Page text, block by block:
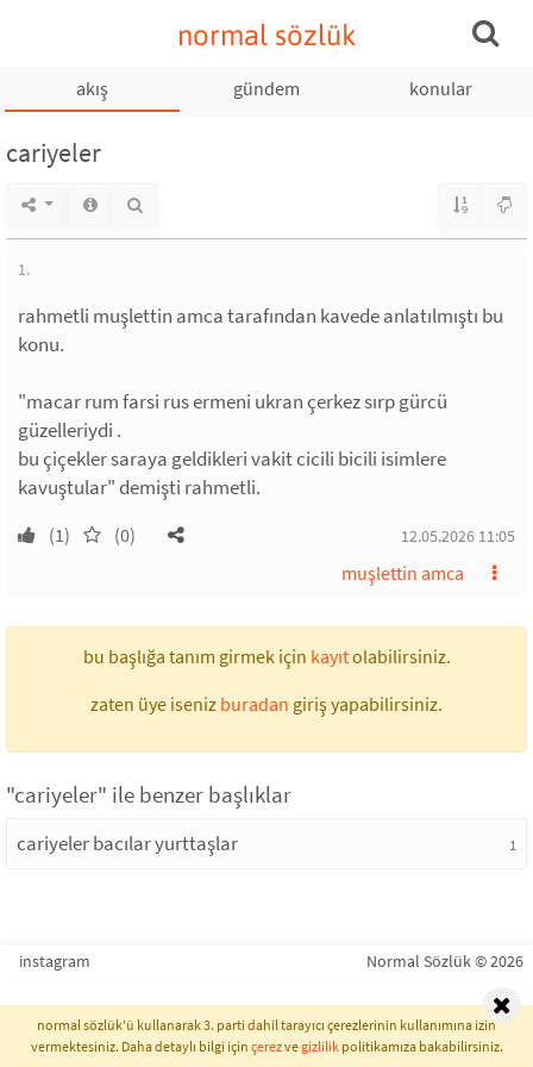
normal sözlük
akış gündem konular
cariyeler
1.
rahmetli muşlettin amca tarafından kavede anlatılmıştı bu
konu.
"macar rum farsi rus ermeni ukran çerkez sırp gürcü
güzelleriydi .
bu çiçekler saraya geldikleri vakit cicili bicili isimlere
kavuştular" demişti rahmetli.
(1) (0) 12.05.2026 11:05
muşlettin amca
bu başlığa tanım girmek için kayıtolabilirsiniz.
zaten üye iseniz buradan giriş yapabilirsiniz.
"cariyeler" ile benzer başlıklar
cariyeler bacılar yurttaşlar 1
instagram Normal Sözlük © 2026
normal sözlük'ü kullanarak 3. parti dahil tarayıcı çerezlerinin kullanımına izin
vermektesiniz. Daha detaylı bilgi için çerezvegizlilikpolitikamıza bakabilirsiniz.